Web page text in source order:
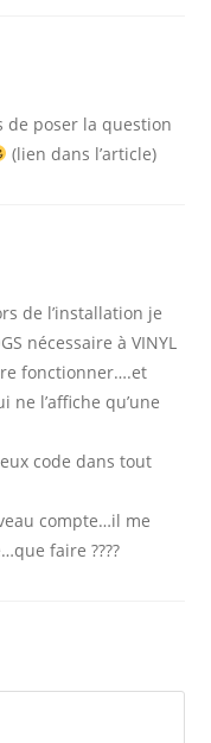
de poser la question
(lien dans l’article)
de l’installation je
nécessaire à VINYL
fonctionner….et
l’affiche qu’une
code dans tout
compte…il me
faire ????